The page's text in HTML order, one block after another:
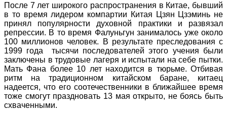
После 7 лет широкого распространения в Китае, бывший
в то время лидером компартии Китая Цзян Цзэминь не
принял популярности духовной практики и развязал
репрессии. В то время Фалуньгун занималось уже около
100 миллионов человек. В результате преследования с
1999 года тысячи последователей этого учения были
заключены в трудовые лагеря и испытали на себе пытки.
Мать Фана более 10 лет находится в тюрьме. Отбивая
ритм на традиционном китайском баране, китаец
надеется, что его соотечественники в ближайшее время
тоже смогут праздновать 13 мая открыто, не боясь быть
схваченными.